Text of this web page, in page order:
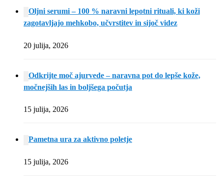
Oljni serumi – 100 % naravni lepotni rituali, ki koži
zagotavljajo mehkobo, učvrstitev in sijoč videz
20 julija, 2026
Odkrijte moč ajurvede – naravna pot do lepše kože,
močnejših las in boljšega počutja
15 julija, 2026
Pametna ura za aktivno poletje
15 julija, 2026